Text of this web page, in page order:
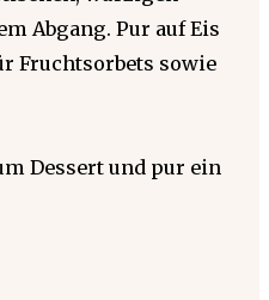
Abgang. Pur auf Eis
Fruchtsorbets sowie
Dessert und pur ein